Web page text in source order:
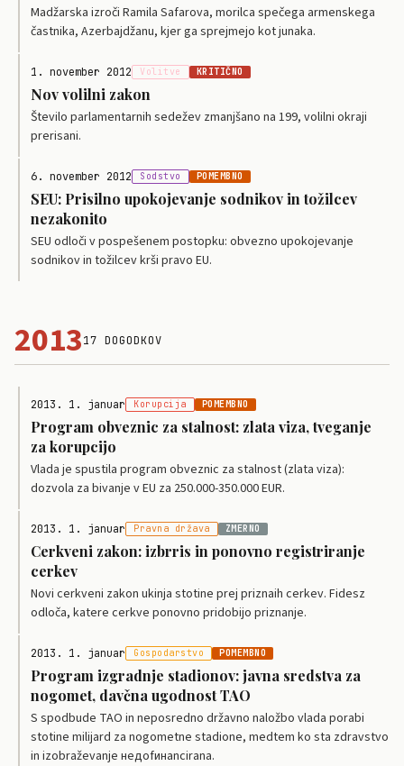
Madžarska izroči Ramila Safarova, morilca spečega armenskega
častnika, Azerbajdžanu, kjer ga sprejmejo kot junaka.
1. november 2012 Volitve KRITIČNO
Nov volilni zakon
Število parlamentarnih sedežev zmanjšano na 199, volilni okraji
prerisani.
6. november 2012 Sodstvo POMEMBNO
SEU: Prisilno upokojevanje sodnikov in tožilcev
nezakonito
SEU odloči v pospešenem postopku: obvezno upokojevanje
sodnikov in tožilcev krši pravo EU.
201317 DOGODKOV
2013. 1. januar Korupcija POMEMBNO
Program obveznic za stalnost: zlata viza, tveganje
za korupcijo
Vlada je spustila program obveznic za stalnost (zlata viza):
dozvola za bivanje v EU za 250.000-350.000 EUR.
2013. 1. januar Pravna država ZMERNO
Cerkveni zakon: izbrris in ponovno registriranje
cerkev
Novi cerkveni zakon ukinja stotine prej priznaih cerkev. Fidesz
odloča, katere cerkve ponovno pridobijo priznanje.
2013. 1. januar Gospodarstvo POMEMBNO
Program izgradnje stadionov: javna sredstva za
nogomet, davčna ugodnost TAO
S spodbude TAO in neposredno državno naložbo vlada porabi
stotine milijard za nogometne stadione, medtem ko sta zdravstvo
in izobraževanje недofинancirana.